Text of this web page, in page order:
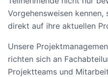
Vorgehensweisen
direkt auf ihre aktuellen
Unsere
richten sich an
Projektteams und